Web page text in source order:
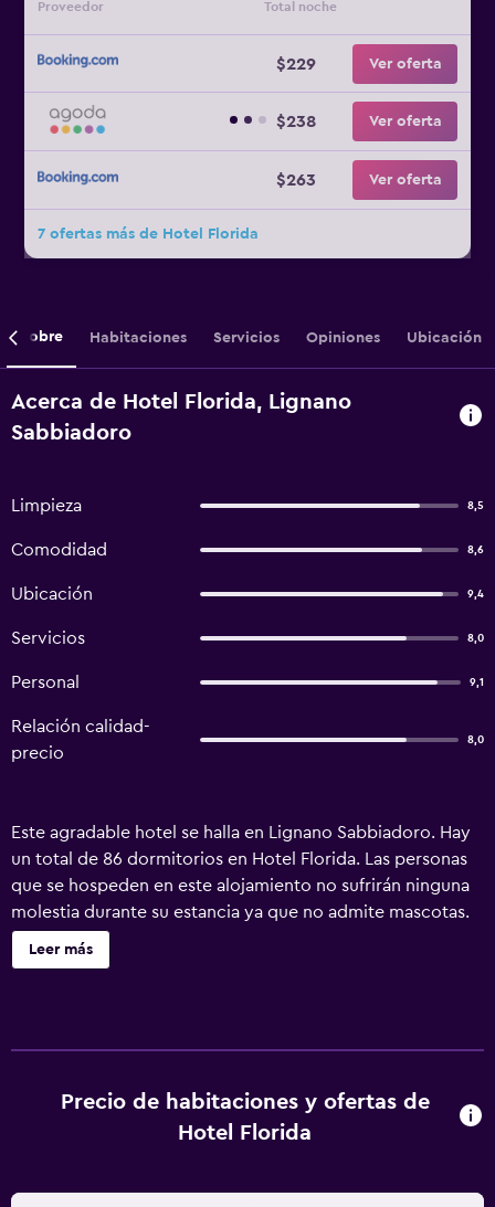
Proveedor Total noche
$229 Ver oferta
$238 Ver oferta
$263 Ver oferta
7 ofertas más de Hotel Florida
Sobre Habitaciones Servicios Opiniones Ubicación
Acerca de Hotel Florida, Lignano
Sabbiadoro
Limpieza 8,5
Comodidad 8,6
Ubicación 9,4
Servicios 8,0
Personal 9,1
Relación calidad-
precio
8,0
Este agradable hotel se halla en Lignano Sabbiadoro. Hay
un total de 86 dormitorios en Hotel Florida. Las personas
que se hospeden en este alojamiento no sufrirán ninguna
molestia durante su estancia ya que no admite mascotas.
Leer más
Precio de habitaciones y ofertas de
Hotel Florida